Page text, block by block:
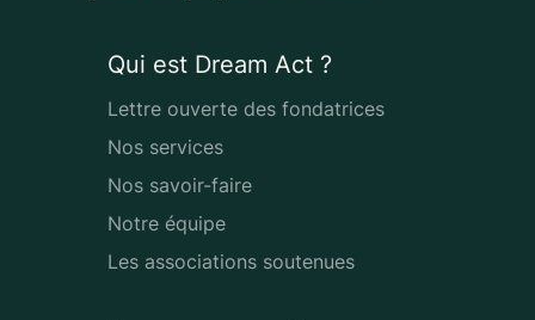
Qui est Dream Act ?
Lettre ouverte des fondatrices
Nos services
Nos savoir-faire
Notre équipe
Les associations soutenues